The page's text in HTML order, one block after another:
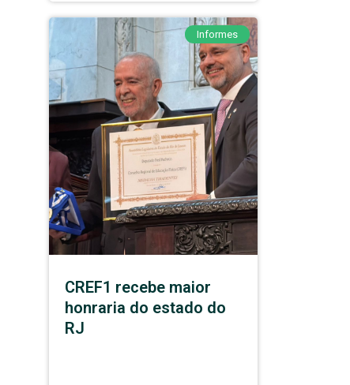
Informes
CREF1 recebe maior
honraria do estado do
RJ